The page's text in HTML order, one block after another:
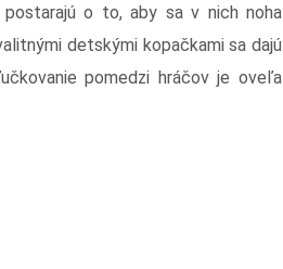
o to, aby sa v nich noha
detskými kopačkami sa dajú
pomedzi hráčov je oveľa